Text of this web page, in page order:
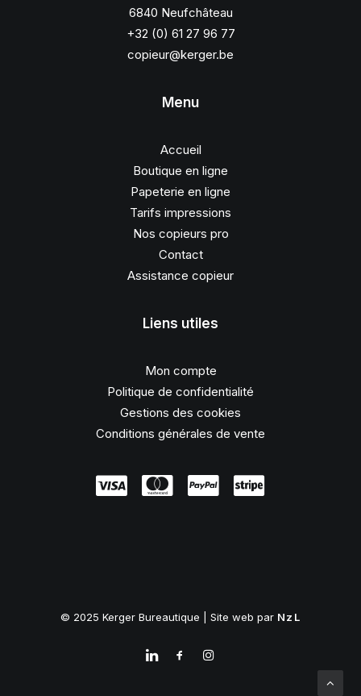
6840 Neufchâteau
+32 (0) 61 27 96 77
copieur@kerger.be
Menu
Accueil
Boutique en ligne
Papeterie en ligne
Tarifs impressions
Nos copieurs pro
Contact
Assistance copieur
Liens utiles
Mon compte
Politique de confidentialité
Gestions des cookies
Conditions générales de vente
© 2025 Kerger Bureautique | Site web par NzL